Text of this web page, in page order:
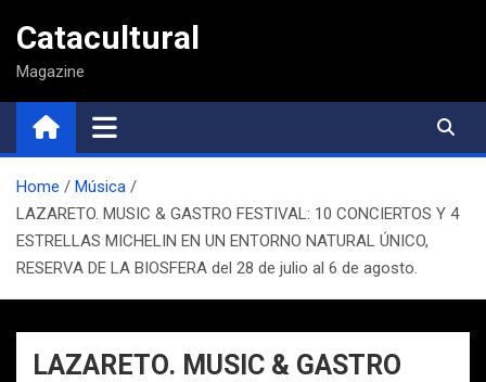
contenido
Catacultural
Magazine
Home
Música
LAZARETO. MUSIC & GASTRO FESTIVAL: 10 CONCIERTOS Y 4
ESTRELLAS MICHELIN EN UN ENTORNO NATURAL ÚNICO,
RESERVA DE LA BIOSFERA del 28 de julio al 6 de agosto.
LAZARETO. MUSIC & GASTRO